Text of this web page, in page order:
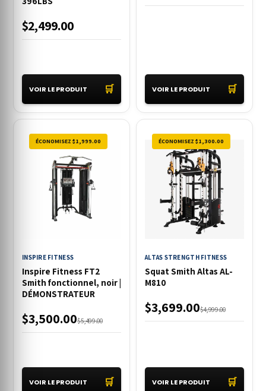
$2,499.00
VOIR LE PRODUIT 🛒 VOIR LE PRODUIT 🛒
ÉCONOMISEZ $1,999.00
INSPIRE FITNESS
Inspire Fitness FT2
Smith fonctionnel, noir |
DÉMONSTRATEUR
$5,499.00
$3,500.00
VOIR LE PRODUIT 🛒
ÉCONOMISEZ $1,300.00
ALTAS STRENGTH FITNESS
Squat Smith Altas AL-
M810
$4,999.00
$3,699.00
VOIR LE PRODUIT 🛒